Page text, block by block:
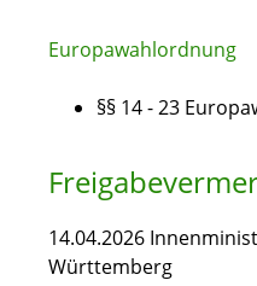
Europawahlordnung
§§ 14 - 23
14.04.2026
Württemberg